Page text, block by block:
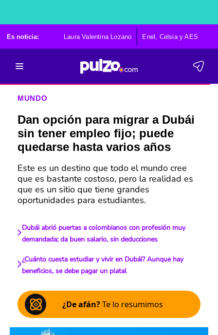
Es noticia: Laura Valentina Lozano Enel, Celsia y AES
MUNDO
Dan opción para migrar a Dubái
sin tener empleo fijo; puede
quedarse hasta varios años
Este es un destino que todo el mundo cree
que es bastante costoso, pero la realidad es
que es un sitio que tiene grandes
oportunidades para estudiantes.
Dubái abrió puertas a colombianos con profesión muy
demandada; da buen salario, sin deducciones
¿Cuánto cuesta estudiar y vivir en Dubái? Aunque hay
beneficios, se debe pagar un platal
¿De afán?Te lo resumimos